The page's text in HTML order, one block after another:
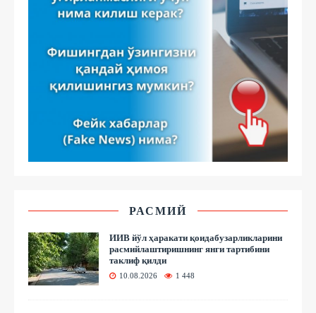
РАСМИЙ
ИИВ йўл ҳаракати қоидабузарликларини
расмийлаштиришнинг янги тартибини
таклиф қилди
10.08.2026 1 448